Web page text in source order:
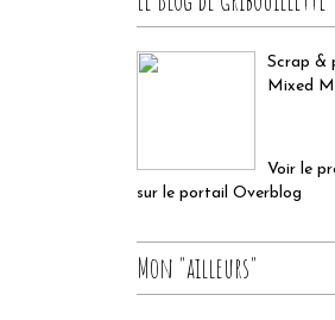
Scrap &
Mixed
Voir le
sur le portail Overblog
Mon "ailleurs"